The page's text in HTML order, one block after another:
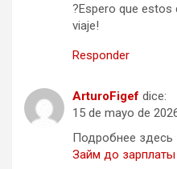
?Espero que
viaje!
Responder
ArturoFigef dice:
15 de mayo de
Подробнее здесь
Займ до зарплаты